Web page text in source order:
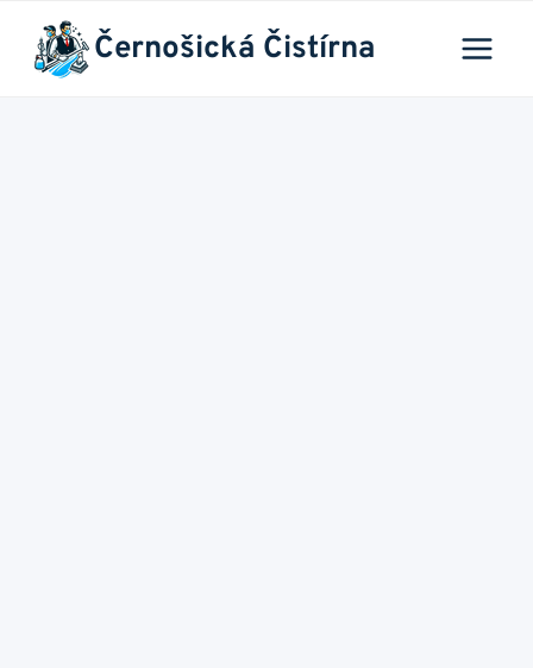
Přeskočit
obsah
Černošická Čistírna